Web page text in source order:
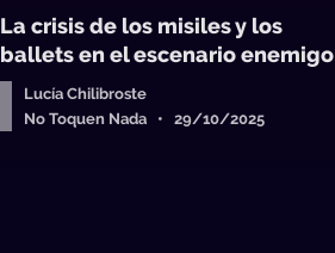
La crisis de los misiles y los
ballets en el escenario enemigo
Lucía Chilibroste
No Toquen Nada • 29/10/2025